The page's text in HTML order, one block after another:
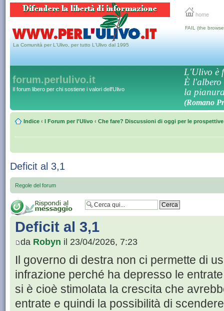
home
La Comunità per L'Ulivo, per tutto L'Ulivo dal 1995
FAIL (the
forum.perlulivo.it
Il forum libero per chi sostiene i valori dell'Ulivo
L'Ulivo è
È l'albero
la
(Romano
Indice ‹ I Forum per l'Ulivo ‹ Che fare? Discussioni di oggi per le
Deficit al 3,1
Regole del forum
Deficit al 3,1
da Robyn il 23/04/2026, 7:23
Il governo di destra non ci permette di
infrazione perché ha depresso le
si è cioè stimolata la crescita che
entrate e quindi la possibilità di